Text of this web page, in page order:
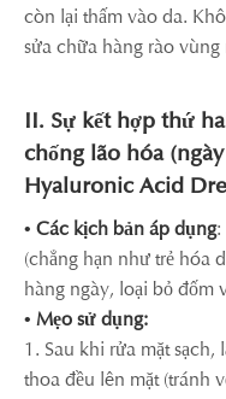
còn lại thấm vào da.
sửa chữa hàng rào
II. Sự kết hợp thứ
chống lão hóa
Hyaluronic Acid
• Các kịch bản áp dụng:
(chẳng hạn như trẻ hóa
hàng ngày, loại bỏ đốm
• Mẹo sử dụng:
1. Sau khi rửa mặt
thoa đều lên mặt (tránh